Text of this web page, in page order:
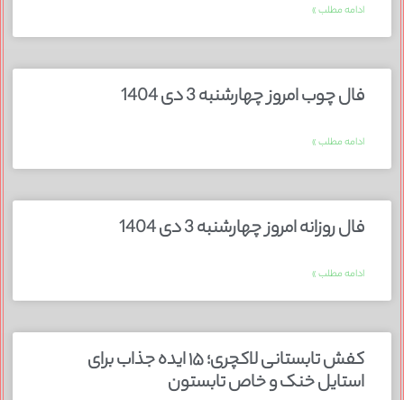
ادامه مطلب »
فال چوب امروز چهارشنبه 3 دی 1404
ادامه مطلب »
فال روزانه امروز چهارشنبه 3 دی 1404
ادامه مطلب »
کفش تابستانی لاکچری؛ ۱۵ ایده‌ جذاب برای
استایل خنک و خاص تابستون